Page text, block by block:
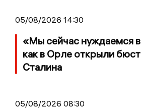
05/08/2026 14:30
«Мы сейчас нуждаемся
как в Орле открыли
Сталина
05/08/2026 08:30